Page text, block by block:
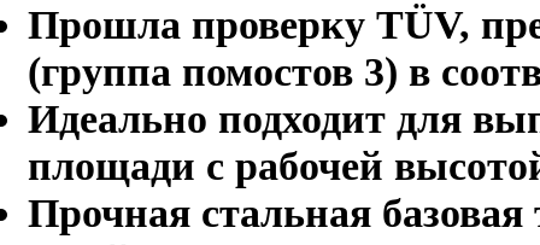
Прошла проверку TÜV,
(группа помостов 3) в
Идеально подходит для
площади с рабочей
Прочная стальная